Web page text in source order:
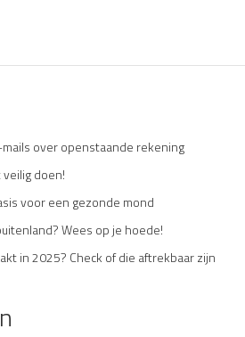
over openstaande rekening
doen!
voor een gezonde mond
Wees op je hoede!
in 2025? Check of die aftrekbaar zijn